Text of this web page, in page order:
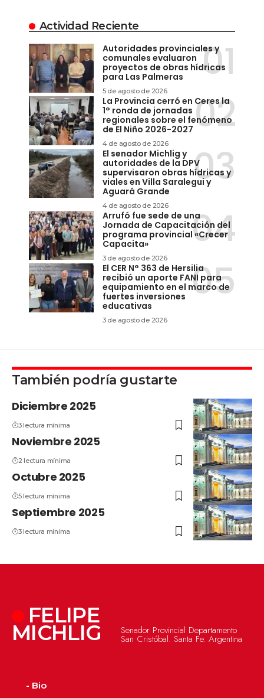
Actividad Reciente
Autoridades provinciales y
comunales evaluaron
proyectos de obras hídricas
para Las Palmeras
5 de agosto de 2026
La Provincia cerró en Ceres la
1° ronda de jornadas
regionales sobre el fenómeno
de El Niño 2026-2027
4 de agosto de 2026
El senador Michlig y
autoridades de la DPV
supervisaron obras hídricas y
viales en Villa Saralegui y
Aguará Grande
4 de agosto de 2026
Arrufó fue sede de una
Jornada de Capacitación del
programa provincial «Crecer
Capacita»
3 de agosto de 2026
El CER N° 363 de Hersilia
recibió un aporte FANI para
equipamiento en el marco de
fuertes inversiones
educativas
3 de agosto de 2026
También podría gustarte
Diciembre 2025
3 lectura mínima
Noviembre 2025
2 lectura mínima
Octubre 2025
5 lectura mínima
Septiembre 2025
3 lectura mínima
FELIPE
MICHLIG Senador Provincial Departamento
San Cristóbal. Santa Fe. Argentina
- Bio